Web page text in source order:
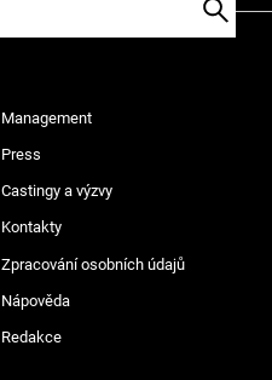
Management
Press
Castingy a výzvy
Kontakty
Zpracování osobních údajů
Nápověda
Redakce